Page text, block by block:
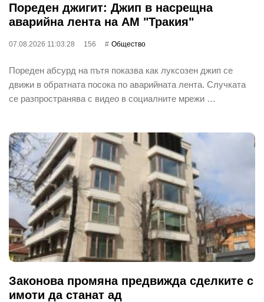
Пореден джигит: Джип в насрещна
аварийна лента на АМ "Тракия"
07.08.2026 11:03:28 156 Общество
Пореден абсурд на пътя показва как луксозен джип се
движи в обратната посока по аварийната лента. Случката
се разпространява с видео в социалните мрежи …
Законова промяна предвижда сделките с
имоти да станат ад